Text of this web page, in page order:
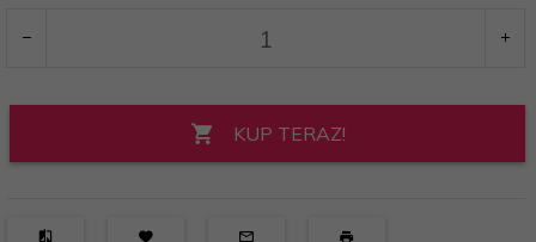
KUP TERAZ!